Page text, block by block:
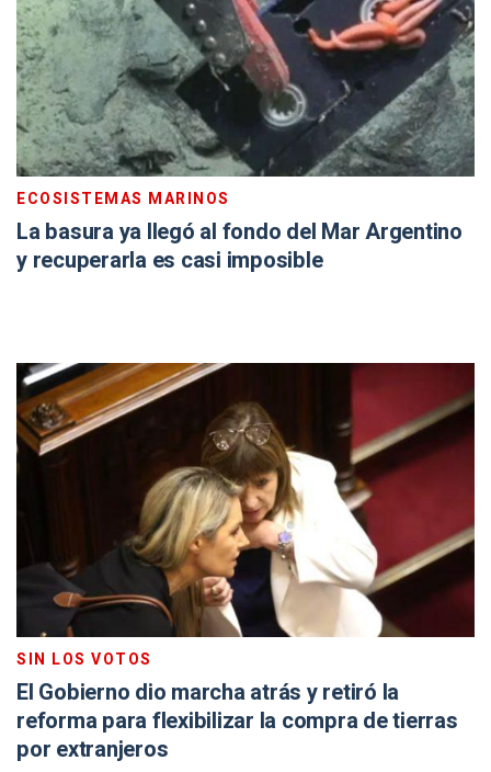
ECOSISTEMAS MARINOS
La basura ya llegó al fondo del Mar Argentino
y recuperarla es casi imposible
SIN LOS VOTOS
El Gobierno dio marcha atrás y retiró la
reforma para flexibilizar la compra de tierras
por extranjeros